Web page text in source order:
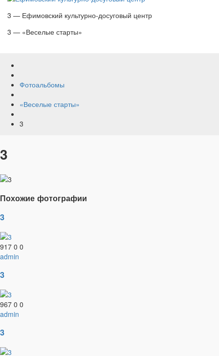
3 — Ефимовский культурно-досуговый центр
3 — «Веселые старты»
Фотоальбомы
«Веселые старты»
3
3
Похожие фотографии
3
917 0 0
admin
3
967 0 0
admin
3